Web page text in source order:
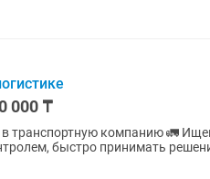
000 ₸
компанию 🚛 Ищем логиста, который умеет держать
быстро принимать